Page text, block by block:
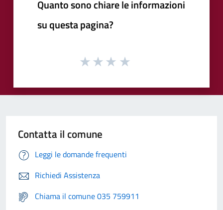
Quanto sono chiare le informazioni
su questa pagina?
Contatta il comune
Leggi le domande frequenti
Richiedi Assistenza
Chiama il comune 035 759911